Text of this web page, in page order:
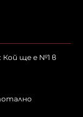
Кой ще е №1 в